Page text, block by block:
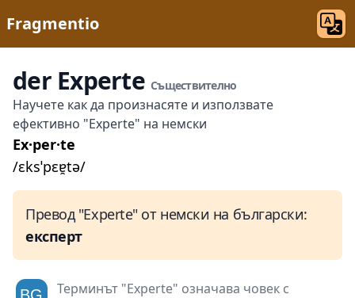
Fragmentio
der Experte Съществително
Научете как да произнасяте и използвате
ефективно "Experte" на немски
Ex·per·te
/ɛksˈpɛɐ̯tə/
Превод "Experte" от немски на български:
експерт
Терминът "Experte" означава човек с